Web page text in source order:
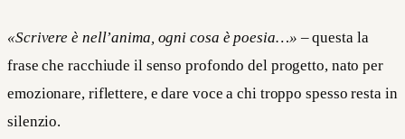
«Scrivere è nell’anima, ogni cosa è poesia…» – questa la
frase che racchiude il senso profondo del progetto, nato per
emozionare, riflettere, e dare voce a chi troppo spesso resta in
silenzio.